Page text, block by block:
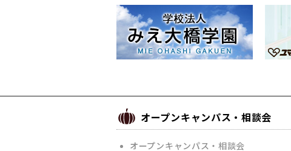
オープンキャンパス・相談会
オープンキャンパス・相談会